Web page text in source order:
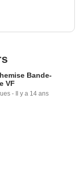
Bande-
VF
- Il y a 14 ans